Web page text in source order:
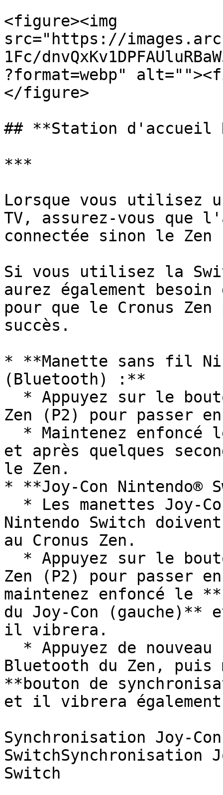
<figure><img
src="https://
1Fc/
?format=webp"
</figure>
## **Station d'accueil
***
Lorsque vous utilisez
TV, assurez-vous que
connectée sinon le
Si vous utilisez la
aurez également besoin
pour que le Cronus
succès.
* **Manette sans fil
(Bluetooth) :**
Zen (P2) pour passer
et après quelques
le Zen.
* **Joy-Con
Nintendo Switch
au Cronus Zen.
Zen (P2) pour passer
maintenez enfoncé le
du Joy-Con (gauche)**
il vibrera.
Bluetooth du Zen, puis
**bouton de
et il vibrera
Synchronisation Joy-
Switch﻿Synchronisation
Switch﻿